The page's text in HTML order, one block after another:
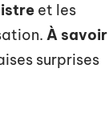
et les
À savoir
surprises